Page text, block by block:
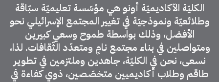
الكليّة الآكاديميّة أونو هي مؤسّسة تعليميّة سبّاقة
وطلائعيّة ونموذجيّة في تغيير المجتمع الإسرائيلي نحو
الأفضل، وذلك بواسطة طموح وسعي كبيرين
ومتواصلين في بناء مجتمع نامٍ ومتعدّد الثّقافات. لذا،
نسعى، نحن في الكليّة، جاهدين وملتزمين في تطوير
طاقم وطلاب أكاديميين متخصّصين، ذوي كفاءة في